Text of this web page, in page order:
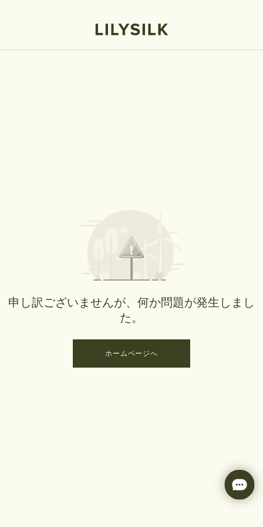
申し訳ございませんが、何か問題が発生しまし
た。
ホームページへ